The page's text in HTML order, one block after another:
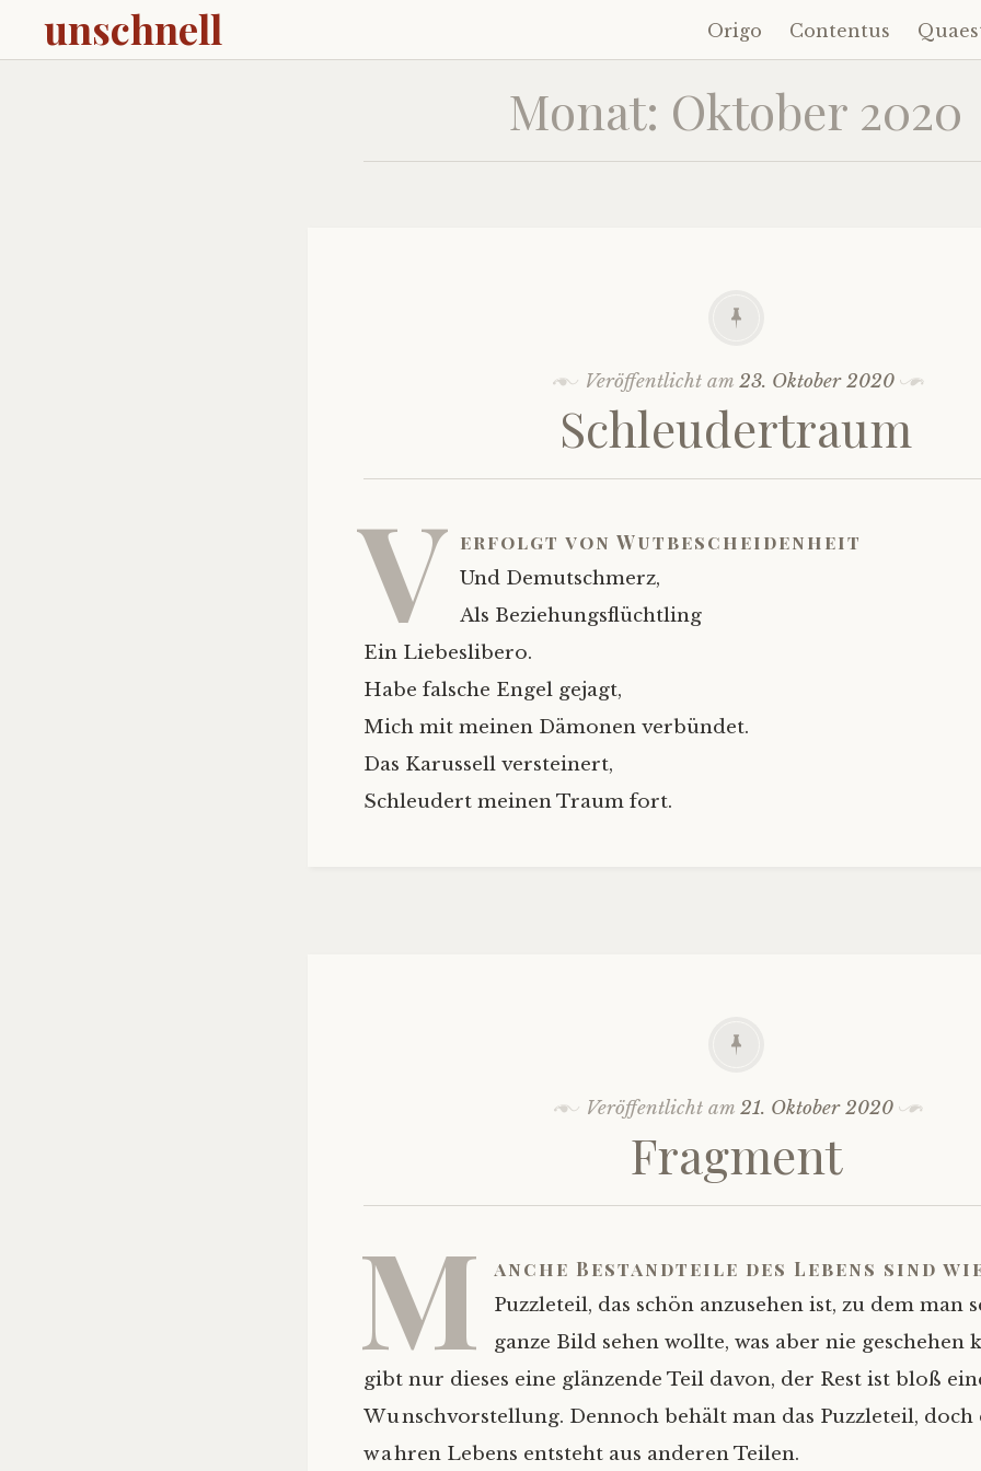
unschnell
Zum
Inhalt
springen
Origo Contentus
Monat: Oktober 2020
Veröffentlicht am 23. Oktober 2020
Schleudertraum
V erfolgt von Wutbescheidenheit
Und Demutschmerz,
Als Beziehungsflüchtling
Ein Liebeslibero.
Habe falsche Engel gejagt,
Mich mit meinen Dämonen verbündet.
Das Karussell versteinert,
Schleudert meinen Traum fort.
Veröffentlicht am 21. Oktober 2020
Fragment
M anche Bestandteile des Lebens sind
Puzzleteil, das schön anzusehen ist, zu dem man
ganze Bild sehen wollte, was aber nie geschehen
gibt nur dieses eine glänzende Teil davon, der Rest ist bloß
Wunschvorstellung. Dennoch behält man das Puzzleteil, doch
wahren Lebens entsteht aus anderen Teilen.